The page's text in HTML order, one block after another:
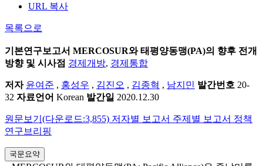
URL 복사
목록으로
기본연구보고서 MERCOSUR와 태평양동맹(PA)의 향후 전개
방향 및 시사점 경제개방, 경제통합
저자 윤여준 , 홍성우 , 김진오 , 김종혁 , 남지민 발간번호 20-
32 자료언어 Korean 발간일 2020.12.30
원문보기(다운로드:3,855) 저자별 보고서 주제별 보고서 정책
연구브리핑
국문요약